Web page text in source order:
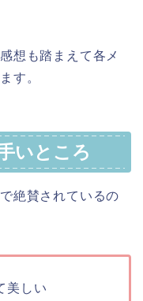
想も踏まえて各メ
す。
いところ
絶賛されているの
美しい